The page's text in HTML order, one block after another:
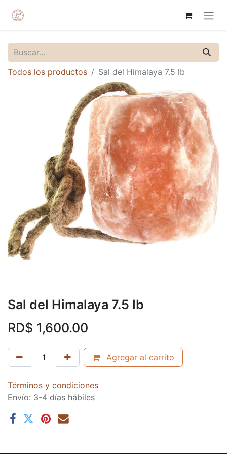
Todos los productos Sal del Himalaya 7.5 lb
Sal del Himalaya 7.5 lb
RD$ 1,600.00
Agregar al carrito
Términos y condiciones
Envío: 3-4 días hábiles